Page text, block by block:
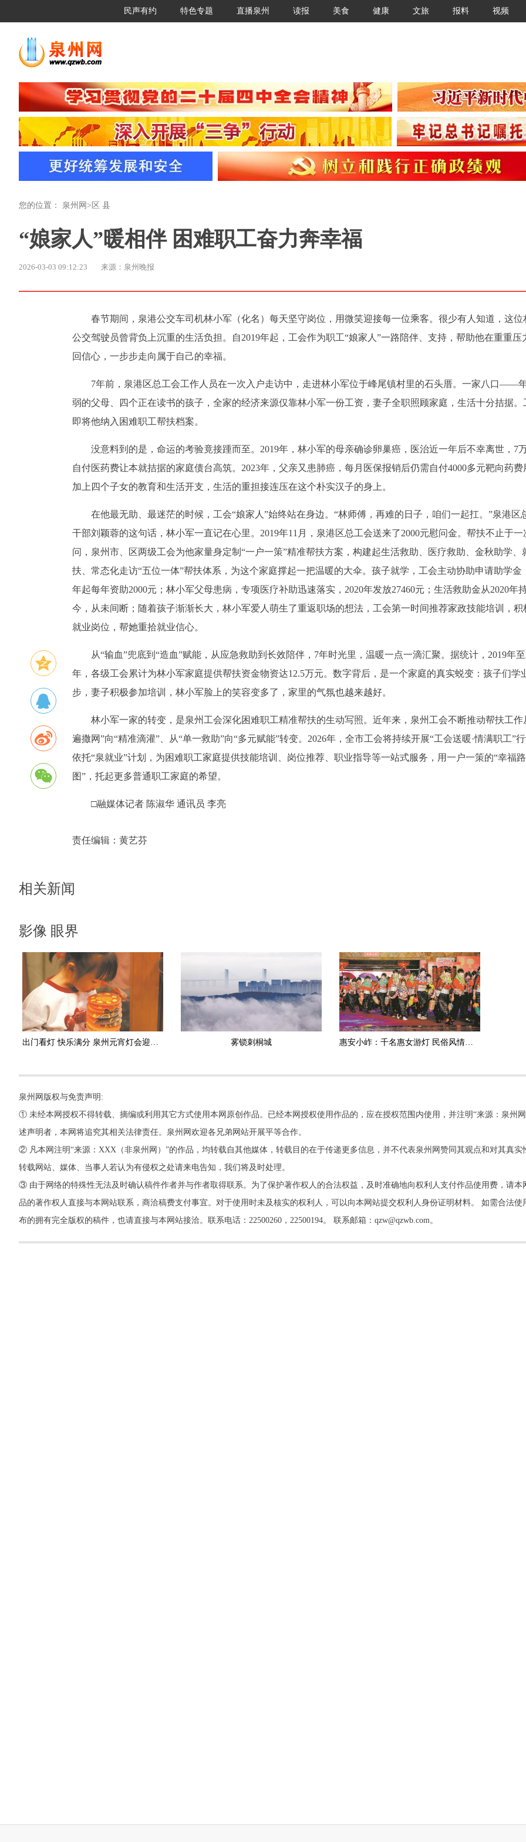
民声有约 特色专题 直播泉州 读报 美食 健康 文旅 报料 视频
您的位置： 泉州网 > 区 县
“娘家人”暖相伴 困难职工奋力奔幸福
2026-03-03 09:12:23 来源：泉州晚报
春节期间，泉港公交车司机林小军（化名）每天坚守岗位，用微笑迎接每一位乘客。很少有人知道，这位
公交驾驶员曾背负上沉重的生活负担。自2019年起，工会作为职工“娘家人”一路陪伴、支持，帮助他在重重压
回信心，一步步走向属于自己的幸福。
7年前，泉港区总工会工作人员在一次入户走访中，走进林小军位于峰尾镇村里的石头厝。一家八口——
弱的父母、四个正在读书的孩子，全家的经济来源仅靠林小军一份工资，妻子全职照顾家庭，生活十分拮据。
即将他纳入困难职工帮扶档案。
没意料到的是，命运的考验竟接踵而至。2019年，林小军的母亲确诊卵巢癌，医治近一年后不幸离世，7
自付医药费让本就拮据的家庭债台高筑。2023年，父亲又患肺癌，每月医保报销后仍需自付4000多元靶向药费
加上四个子女的教育和生活开支，生活的重担接连压在这个朴实汉子的身上。
在他最无助、最迷茫的时候，工会“娘家人”始终站在身边。“林师傅，再难的日子，咱们一起扛。”泉港区
干部刘颖蓉的这句话，林小军一直记在心里。2019年11月，泉港区总工会送来了2000元慰问金。帮扶不止于一
问，泉州市、区两级工会为他家量身定制“一户一策”精准帮扶方案，构建起生活救助、医疗救助、金秋助学、
扶、常态化走访“五位一体”帮扶体系，为这个家庭撑起一把温暖的大伞。孩子就学，工会主动协助申请助学金
年起每年资助2000元；林小军父母患病，专项医疗补助迅速落实，2020年发放27460元；生活救助金从2020年
今，从未间断；随着孩子渐渐长大，林小军爱人萌生了重返职场的想法，工会第一时间推荐家政技能培训，积
就业岗位，帮她重拾就业信心。
从“输血”兜底到“造血”赋能，从应急救助到长效陪伴，7年时光里，温暖一点一滴汇聚。据统计，2019年至
年，各级工会累计为林小军家庭提供帮扶资金物资达12.5万元。数字背后，是一个家庭的真实蜕变：孩子们学
步，妻子积极参加培训，林小军脸上的笑容变多了，家里的气氛也越来越好。
林小军一家的转变，是泉州工会深化困难职工精准帮扶的生动写照。近年来，泉州工会不断推动帮扶工作
遍撒网”向“精准滴灌”、从“单一救助”向“多元赋能”转变。2026年，全市工会将持续开展“工会送暖·情满职工”
依托“泉就业”计划，为困难职工家庭提供技能培训、岗位推荐、职业指导等一站式服务，用一户一策的“幸福
图”，托起更多普通职工家庭的希望。
□融媒体记者 陈淑华 通讯员 李亮
责任编辑： 黄艺芬
相关新闻
影像 眼界
出门看灯 快乐满分 泉州元宵灯会迎赏灯小高潮 雾锁刺桐城 惠安小岞：千名惠女游灯 民俗风情醉人
泉州网版权与免责声明:
① 未经本网授权不得转载、摘编或利用其它方式使用本网原创作品。已经本网授权使用作品的，应在授权范围内使用，并注明“来源：泉州
述声明者，本网将追究其相关法律责任。泉州网欢迎各兄弟网站开展平等合作。
② 凡本网注明“来源：XXX（非泉州网）”的作品，均转载自其他媒体，转载目的在于传递更多信息，并不代表泉州网赞同其观点和对其真实
转载网站、媒体、当事人若认为有侵权之处请来电告知，我们将及时处理。
③ 由于网络的特殊性无法及时确认稿件作者并与作者取得联系。为了保护著作权人的合法权益，及时准确地向权利人支付作品使用费，请本
品的著作权人直接与本网站联系，商洽稿费支付事宜。对于使用时未及核实的权利人，可以向本网站提交权利人身份证明材料。 如需合法使
布的拥有完全版权的稿件，也请直接与本网站接洽。联系电话：22500260，22500194。 联系邮箱：qzw@qzwb.com。